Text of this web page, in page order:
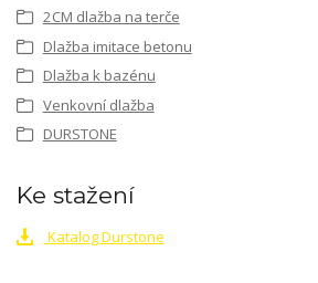
2CM dlažba na terče
Dlažba imitace betonu
Dlažba k bazénu
Venkovní dlažba
DURSTONE
Ke stažení
Katalog Durstone